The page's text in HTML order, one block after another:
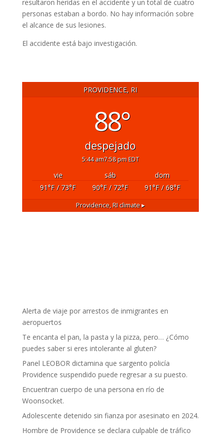
resultaron heridas en el accidente y un total de cuatro
personas estaban a bordo. No hay información sobre
el alcance de sus lesiones.
El accidente está bajo investigación.
PROVIDENCE, RI
88°
despejado
5:44 am7:58 pm EDT
vie sáb
dom
91°F/ 73°F 90°F/ 72°F 91°F/ 68°F
Providence, RIclimate ▸
Alerta de viaje por arrestos de inmigrantes en
aeropuertos
Te encanta el pan, la pasta y la pizza, pero… ¿Cómo
puedes saber si eres intolerante al gluten?
Panel LEOBOR dictamina que sargento policía
Providence suspendido puede regresar a su puesto.
Encuentran cuerpo de una persona en río de
Woonsocket.
Adolescente detenido sin fianza por asesinato en 2024.
Hombre de Providence se declara culpable de tráfico